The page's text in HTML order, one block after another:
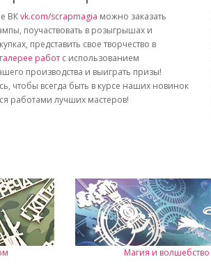
ВКvk.com/scrapmagia можно заказать
поучаствовать в розыгрышах и
представить свое творчество в
галерее работ с использованием
производства и выиграть призы!
чтобы всегда быть в курсе наших новинок
работами лучших мастеров!
Магия и волшебство